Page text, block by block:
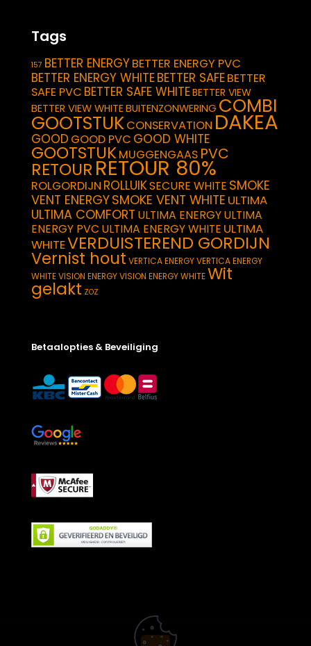
Tags
157 BETTER ENERGYBETTER ENERGY PVC
BETTER ENERGY WHITEBETTER SAFEBETTER
SAFE PVC BETTER SAFE WHITEBETTER VIEW
BETTER VIEW WHITEBUITENZONWERING COMBI
GOOTSTUKCONSERVATION DAKEA
GOOD GOOD PVC GOOD WHITE
GOOTSTUKMUGGENGAAS PVC
RETOUR RETOUR 80%
ROLGORDIJN ROLLUIKSECURE WHITE SMOKE
VENT ENERGYSMOKE VENT WHITE ULTIMA
ULTIMA COMFORT ULTIMA ENERGYULTIMA
ENERGY PVC ULTIMA ENERGY WHITE ULTIMA
WHITEVERDUISTEREND GORDIJN
Vernist hout VERTICA ENERGYVERTICA ENERGY
WHITEVISION ENERGYVISION ENERGY WHITEWit
gelakt ZOZ
Betaalopties & Beveiliging